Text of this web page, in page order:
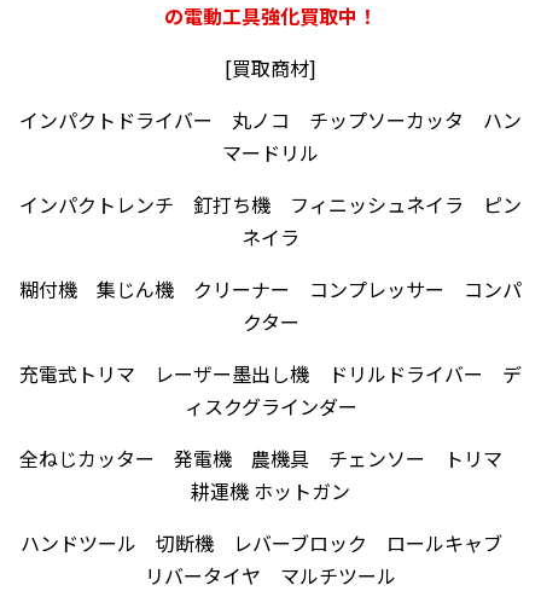
の電動工具強化買取中！
[買取商材]
インパクトドライバー 丸ノコ チップソーカッタ ハン
マードリル
インパクトレンチ 釘打ち機 フィニッシュネイラ ピン
ネイラ
糊付機 集じん機 クリーナー コンプレッサー コンパ
クター
充電式トリマ レーザー墨出し機 ドリルドライバー デ
ィスクグラインダー
全ねじカッター 発電機 農機具 チェンソー トリマ
耕運機 ホットガン
ハンドツール 切断機 レバーブロック ロールキャブ
リバータイヤ マルチツール